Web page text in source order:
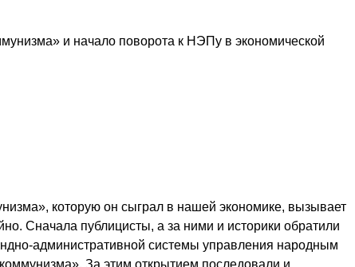
и начало поворота к НЭПу в экономической
которую он сыграл в нашей экономике, вызывает
Сначала публицисты, а за ними и историки обратили
административной системы управления народным
За этим открытием последовали и